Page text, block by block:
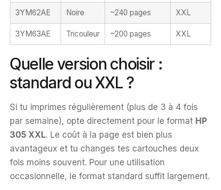
3YM62AE Noire ~240 pages XXL
3YM63AE Tricouleur ~200 pages XXL
Quelle version choisir :
standard ou XXL ?
Si tu imprimes régulièrement (plus de 3 à 4 fois
par semaine), opte directement pour le format HP
305 XXL. Le coût à la page est bien plus
avantageux et tu changes tes cartouches deux
fois moins souvent. Pour une utilisation
occasionnelle, le format standard suffit largement.